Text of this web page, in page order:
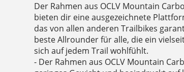
Der Rahmen aus OCLV Mountain
bieten dir eine ausgezeichnete
das von allen anderen Trailbikes
beste Allrounder für alle, die ein
sich auf jedem Trail wohlfühlt.
- Der Rahmen aus OCLV Mountain